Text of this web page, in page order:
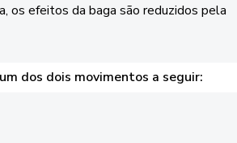
os efeitos da baga são reduzidos pela
dos dois movimentos a seguir: